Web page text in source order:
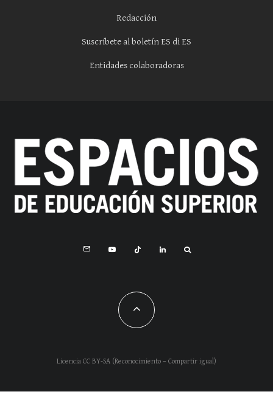
Redacción
Suscríbete al boletín ES di ES
Entidades colaboradoras
Licencia CC BY-SA (Reconocimiento – Compartir igual)